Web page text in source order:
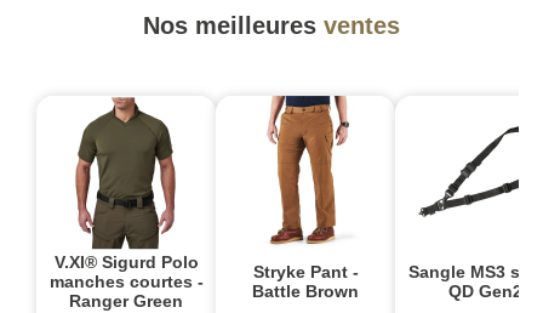
Nos meilleures ventes
V.XI® Sigurd Polo
manches courtes -
Ranger Green
Stryke Pant -
Battle Brown
Sangle MS3
QD Gen2